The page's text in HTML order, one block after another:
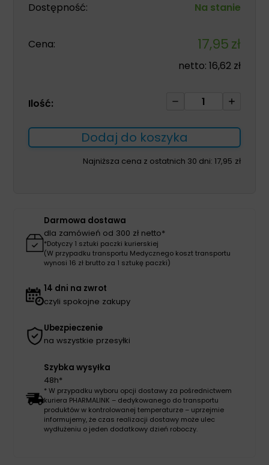
Dostępność: Na stanie
Cena: 17,95zł
netto: 16,62 zł
Ilość:
ilość
chirurgiczne
do
skalpela
Dodaj do koszyka
Najniższa cena z ostatnich 30 dni: 17,95 zł
Darmowa dostawa
dla zamówień od 300 zł netto*
*Dotyczy 1 sztuki paczki kurierskiej
(W przypadku transportu Medycznego koszt transportu
wynosi 16 zł brutto za 1 sztukę paczki)
14 dni na zwrot
czyli spokojne zakupy
Ubezpieczenie
na wszystkie przesyłki
Szybka wysyłka
48h*
* W przypadku wyboru opcji dostawy za pośrednictwem
kuriera PHARMALINK – dedykowanego do transportu
produktów w kontrolowanej temperaturze – uprzejmie
informujemy, że czas realizacji dostawy może ulec
wydłużeniu o jeden dodatkowy dzień roboczy.